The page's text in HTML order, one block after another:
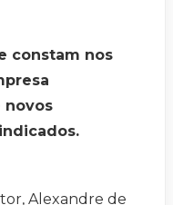
constam nos
novos
Alexandre de